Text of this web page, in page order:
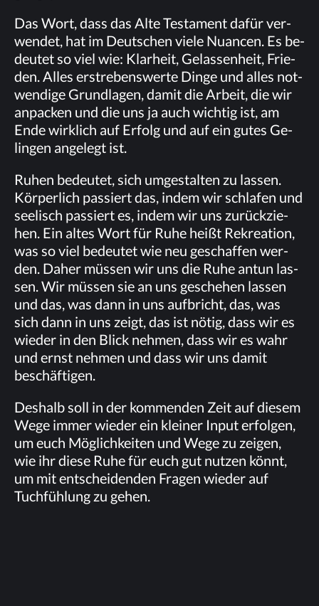
Das Wort, dass das Alte Tes­ta­ment da­für ver­
wen­det, hat im Deut­schen vie­le Nu­an­cen. Es be­
deu­tet so viel wie: Klar­heit, Ge­las­sen­heit, Frie­
den. Al­les er­stre­bens­wer­te Din­ge und al­les not­
wen­di­ge Grund­la­gen, da­mit die Ar­beit, die wir
an­pa­cken und die uns ja auch wich­tig ist, am
Ende wirk­lich auf Er­folg und auf ein gu­tes Ge­
lin­gen an­ge­legt ist.
Ru­hen be­deu­tet, sich um­ge­stal­ten zu las­sen.
Kör­per­lich pas­siert das, in­dem wir schla­fen und
see­lisch pas­siert es, in­dem wir uns zu­rück­zie­
hen. Ein al­tes Wort für Ruhe heißt Re­krea­ti­on,
was so viel be­deu­tet wie neu ge­schaf­fen wer­
den. Da­her müs­sen wir uns die Ruhe an­tun las­
sen. Wir müs­sen sie an uns ge­sche­hen las­sen
und das, was dann in uns auf­bricht, das, was
sich dann in uns zeigt, das ist nö­tig, dass wir es
wie­der in den Blick neh­men, dass wir es wahr
und ernst neh­men und dass wir uns da­mit
beschäftigen.
Des­halb soll in der kom­men­den Zeit auf die­sem
Wege im­mer wie­der ein klei­ner In­put er­fol­gen,
um euch Mög­lich­kei­ten und Wege zu zei­gen,
wie ihr die­se Ruhe für euch gut nut­zen könnt,
um mit ent­schei­den­den Fra­gen wie­der auf
Tuch­füh­lung zu gehen.